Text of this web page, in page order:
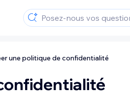
une politique de confidentialité